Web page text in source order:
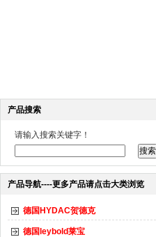
产品搜索
请输入搜索关键字！
产品导航----更多产品请点击大类浏览
德国HYDAC贺德克
德国leybold莱宝